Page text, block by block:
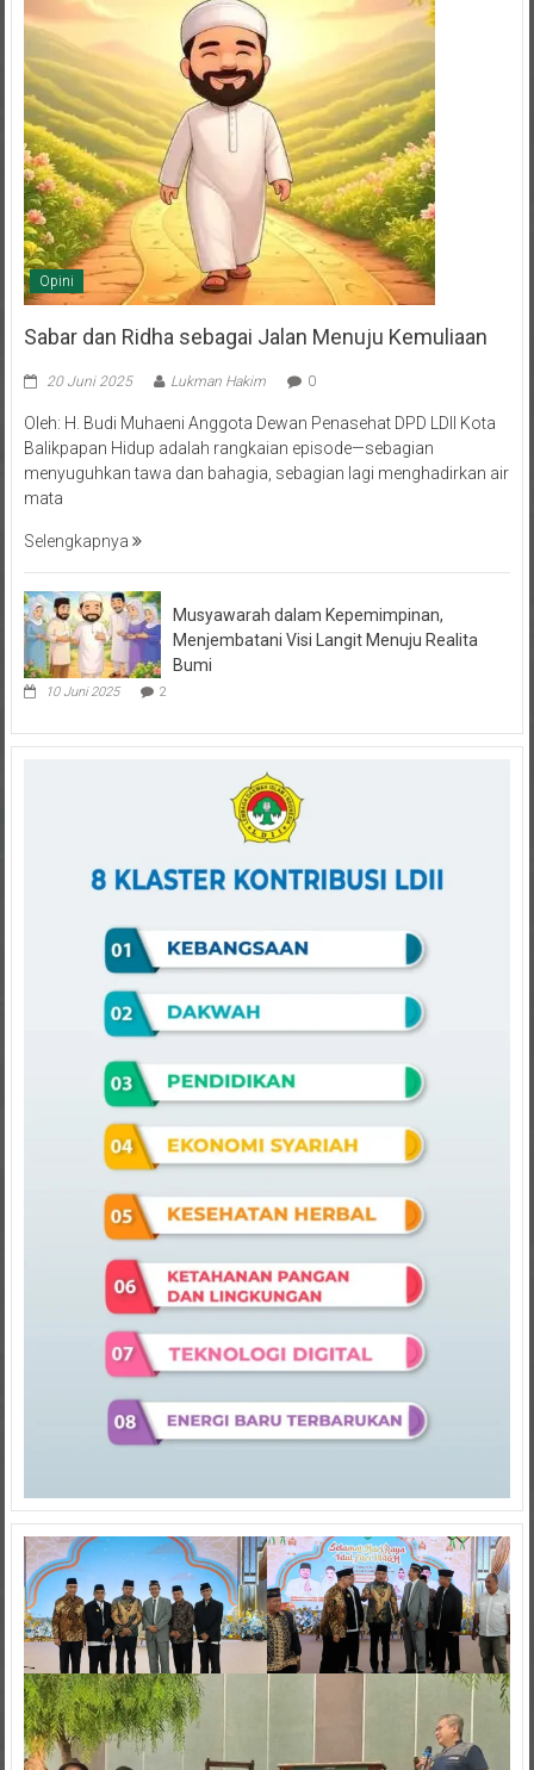
Opini
Sabar dan Ridha sebagai Jalan Menuju Kemuliaan
Balikpapan Hidup adalah rangkaian episode—sebagian
menyuguhkan tawa dan bahagia, sebagian lagi menghadirkan air
mata
Menjembatani Visi Langit Menuju Realita
Bumi
10 Juni 2025 2